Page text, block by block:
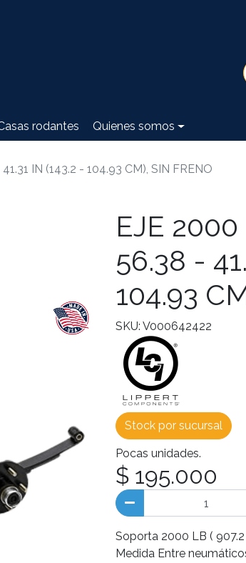
rodantes Quienes somos
IN (143.2 - 104.93 CM), SIN FRENO
EJE 2000
56.38 -
104.93
SKU: V000642422
Stock por sucursal
Pocas unidades.
$ 195.000
Soporta 2000 LB (
Medida Entre